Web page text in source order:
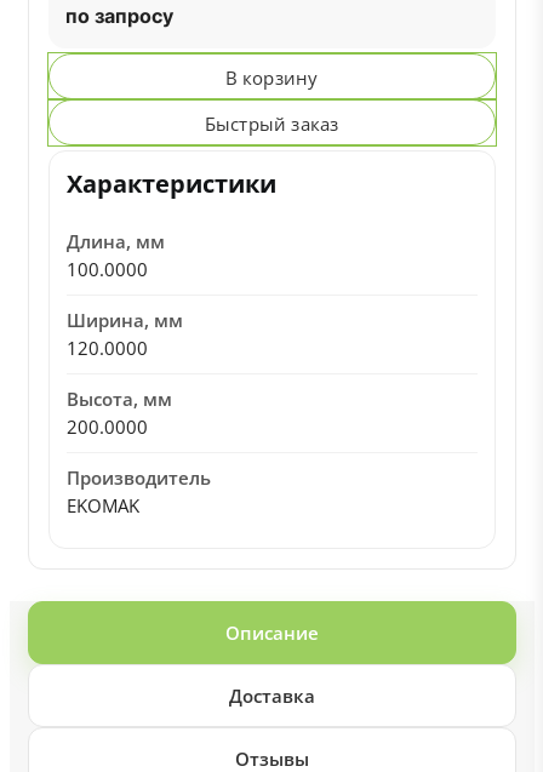
по запросу
В корзину
Быстрый заказ
Характеристики
Длина, мм
100.0000
Ширина, мм
120.0000
Высота, мм
200.0000
Производитель
EKOMAK
Описание
Доставка
Отзывы